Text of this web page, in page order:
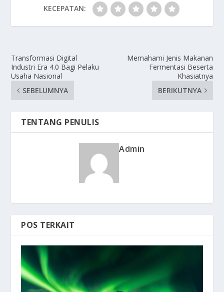
KECEPATAN:
Transformasi Digital
Industri Era 4.0 Bagi Pelaku
Usaha Nasional
SEBELUMNYA
Memahami Jenis Makanan
Fermentasi Beserta
Khasiatnya
BERIKUTNYA
TENTANG PENULIS
Admin
POS TERKAIT